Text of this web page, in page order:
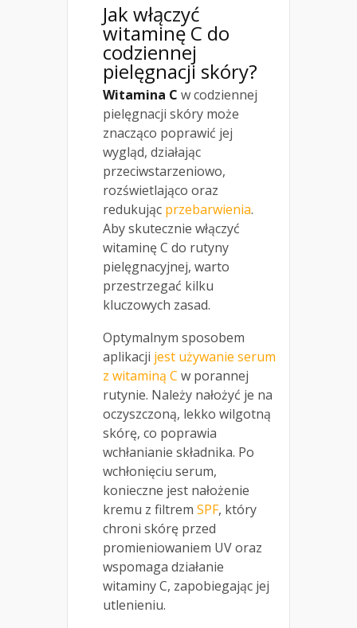
Jak włączyć
witaminę C do
codziennej
pielęgnacji skóry?
Witamina C w codziennej
pielęgnacji skóry może
znacząco poprawić jej
wygląd, działając
przeciwstarzeniowo,
rozświetlająco oraz
redukując przebarwienia.
Aby skutecznie włączyć
witaminę C do rutyny
pielęgnacyjnej, warto
przestrzegać kilku
kluczowych zasad.
Optymalnym sposobem
aplikacji jest używanie serum
z witaminą C w porannej
rutynie. Należy nałożyć je na
oczyszczoną, lekko wilgotną
skórę, co poprawia
wchłanianie składnika. Po
wchłonięciu serum,
konieczne jest nałożenie
kremu z filtrem SPF, który
chroni skórę przed
promieniowaniem UV oraz
wspomaga działanie
witaminy C, zapobiegając jej
utlenieniu.